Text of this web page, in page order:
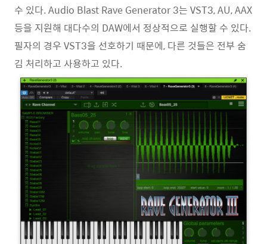
수 있다. Audio Blast Rave Generator 3는 VST3, AU, AAX
등을 지원해 대다수의 DAW에서 정상적으로 실행할 수 있다.
필자의 경우 VST3을 선호하기 때문에, 다른 것들은 전부 숨
김 처리하고 사용하고 있다.